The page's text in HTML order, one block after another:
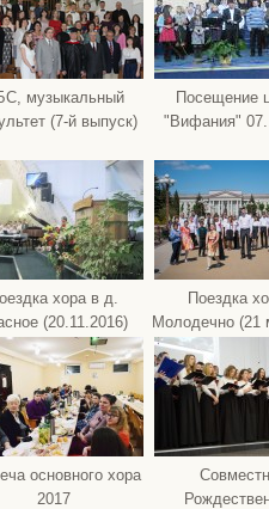
музыкальный
(7-й выпуск)
Посещение
"Вифания"
хора в д.
(20.11.2016)
Поездка
Молодечно (21
основного хора
2017